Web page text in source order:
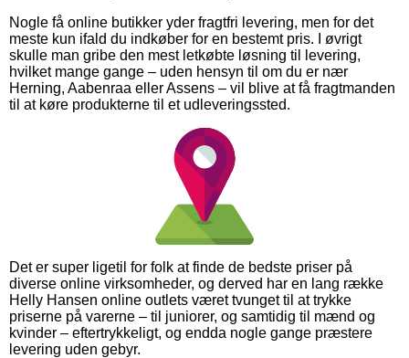
Nogle få online butikker yder fragtfri levering, men for det
meste kun ifald du indkøber for en bestemt pris. I øvrigt
skulle man gribe den mest letkøbte løsning til levering,
hvilket mange gange – uden hensyn til om du er nær
Herning, Aabenraa eller Assens – vil blive at få fragtmanden
til at køre produkterne til et udleveringssted.
Det er super ligetil for folk at finde de bedste priser på
diverse online virksomheder, og derved har en lang række
Helly Hansen online outlets været tvunget til at trykke
priserne på varerne – til juniorer, og samtidig til mænd og
kvinder – eftertrykkeligt, og endda nogle gange præstere
levering uden gebyr.